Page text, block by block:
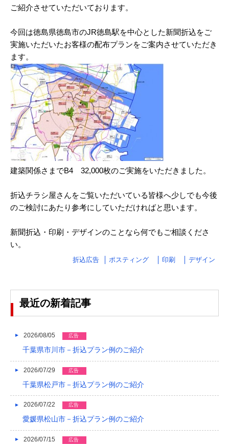
2025/06
2025/04
2025/03
2025/02
2025/01
2024/12
2024/11
2024/10
2024/08
2024/06
2024/03
2024/02
2024/01
2023/12
2023/11
2023/10
2023/09
2023/08
ご紹介させていただいております。
今回は徳島県徳島市のJR徳島駅を中心とした新聞折込をご
実施いただいたお客様の配布プランをご案内させていただき
ます。
建築関係さまでB4 32,000枚のご実施をいただきました。
折込チラシ屋さんをご覧いただいている皆様へ少しでも今後
のご検討にあたり参考にしていただければと思います。
新聞折込・印刷・デザインのことなら何でもご相談くださ
い。
折込広告 ポスティング 印刷 デザイン
最近の新着記事
2026/08/05 広告
千葉県市川市－折込プラン例のご紹介
2026/07/29 広告
千葉県松戸市－折込プラン例のご紹介
2026/07/22 広告
愛媛県松山市－折込プラン例のご紹介
2026/07/15 広告